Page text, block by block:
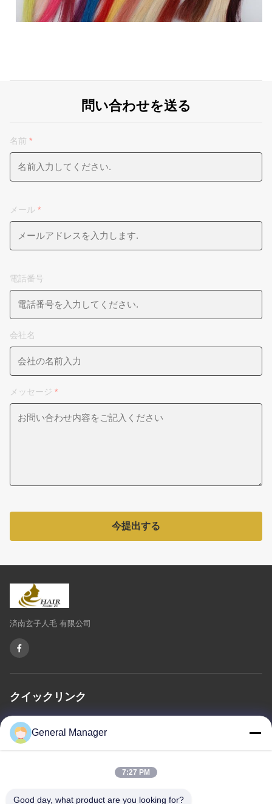
問い合わせを送る
名前 *
メール *
電話番号
会社名
メッセージ *
今提出する
済南玄子人毛 有限公司
クイックリンク
家へ
プライバシーポリシー地図
General Manager
7:27 PM
Good day, what product are you looking for?